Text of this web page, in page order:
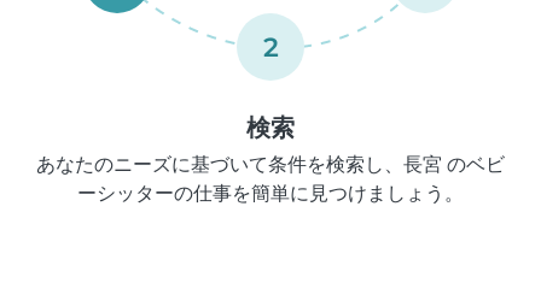
2
検索
あなたのニーズに基づいて条件を検索し、長宮 のベビ
ーシッターの仕事を簡単に見つけましょう。